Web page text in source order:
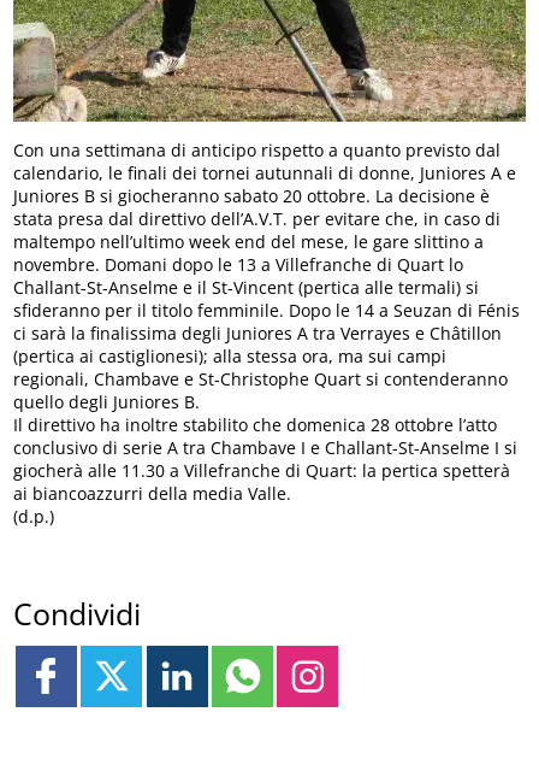
Con una settimana di anticipo rispetto a quanto previsto dal
calendario, le finali dei tornei autunnali di donne, Juniores A e
Juniores B si giocheranno sabato 20 ottobre. La decisione è
stata presa dal direttivo dell’A.V.T. per evitare che, in caso di
maltempo nell’ultimo week end del mese, le gare slittino a
novembre. Domani dopo le 13 a Villefranche di Quart lo
Challant-St-Anselme e il St-Vincent (pertica alle termali) si
sfideranno per il titolo femminile. Dopo le 14 a Seuzan di Fénis
ci sarà la finalissima degli Juniores A tra Verrayes e Châtillon
(pertica ai castiglionesi); alla stessa ora, ma sui campi
regionali, Chambave e St-Christophe Quart si contenderanno
quello degli Juniores B.
Il direttivo ha inoltre stabilito che domenica 28 ottobre l’atto
conclusivo di serie A tra Chambave I e Challant-St-Anselme I si
giocherà alle 11.30 a Villefranche di Quart: la pertica spetterà
ai biancoazzurri della media Valle.
(d.p.)
Condividi